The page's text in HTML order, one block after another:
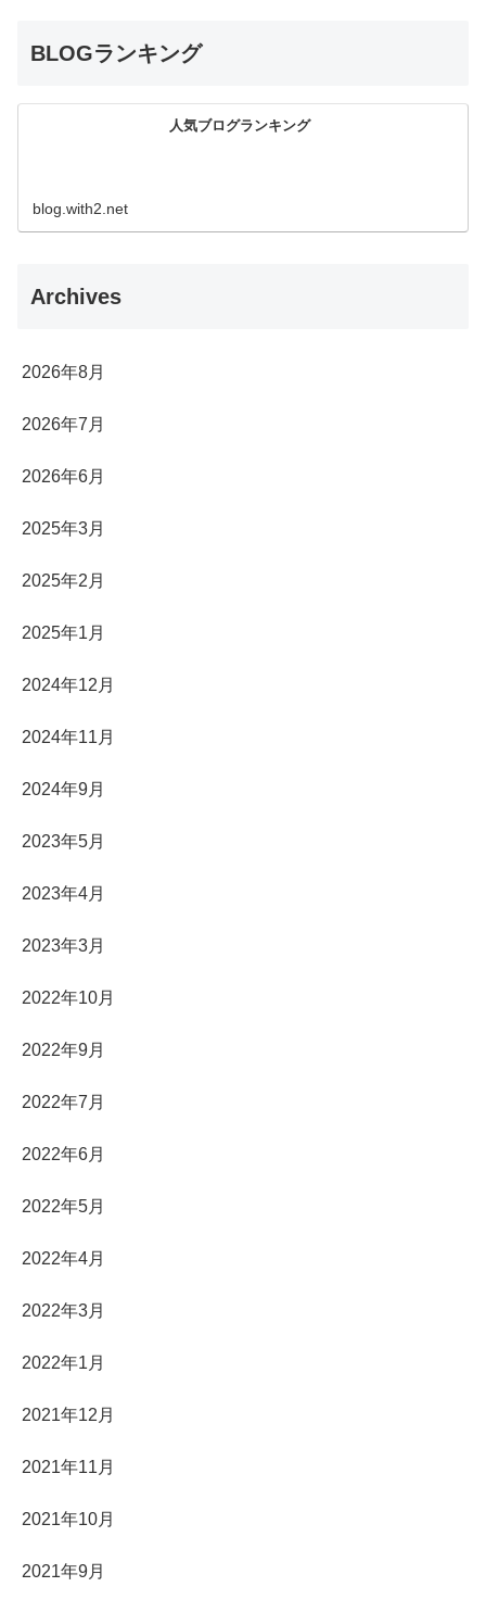
BLOGランキング
人気ブログランキング
blog.with2.net
Archives
2026年8月
2026年7月
2026年6月
2025年3月
2025年2月
2025年1月
2024年12月
2024年11月
2024年9月
2023年5月
2023年4月
2023年3月
2022年10月
2022年9月
2022年7月
2022年6月
2022年5月
2022年4月
2022年3月
2022年1月
2021年12月
2021年11月
2021年10月
2021年9月